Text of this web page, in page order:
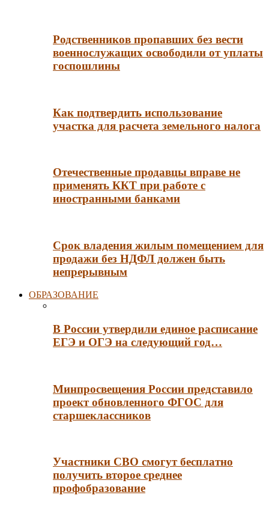
Родственников пропавших без вести
военнослужащих освободили от уплаты
госпошлины
Как подтвердить использование
участка для расчета земельного налога
Отечественные продавцы вправе не
применять ККТ при работе с
иностранными банками
Срок владения жилым помещением для
продажи без НДФЛ должен быть
непрерывным
ОБРАЗОВАНИЕ
В России утвердили единое расписание
ЕГЭ и ОГЭ на следующий год…
Минпросвещения России представило
проект обновленного ФГОС для
старшеклассников
Участники СВО смогут бесплатно
получить второе среднее
профобразование